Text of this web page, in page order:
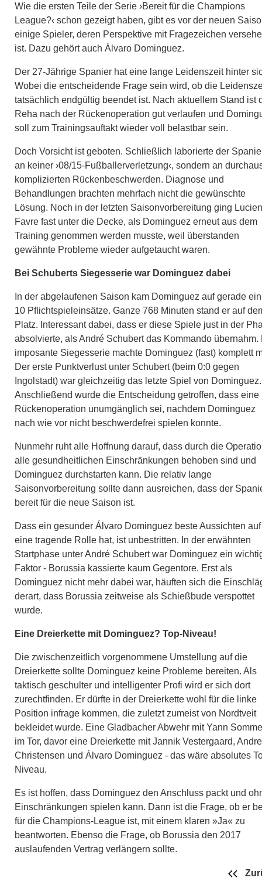
Wie die ersten Teile der Serie ›Bereit für die Champions
League?‹ schon gezeigt haben, gibt es vor der neuen
einige Spieler, deren Perspektive mit Fragezeichen
ist. Dazu gehört auch Álvaro Dominguez.
Der 27-Jährige Spanier hat eine lange Leidenszeit hinter
Wobei die entscheidende Frage sein wird, ob die
tatsächlich endgültig beendet ist. Nach aktuellem Stand ist
Reha nach der Rückenoperation gut verlaufen und
soll zum Trainingsauftakt wieder voll belastbar sein.
Doch Vorsicht ist geboten. Schließlich laborierte der
an keiner ›08/15-Fußballerverletzung‹, sondern an
komplizierten Rückenbeschwerden. Diagnose und
Behandlungen brachten mehrfach nicht die gewünschte
Lösung. Noch in der letzten Saisonvorbereitung ging Lucien
Favre fast unter die Decke, als Dominguez erneut aus dem
Training genommen werden musste, weil überstanden
gewähnte Probleme wieder aufgetaucht waren.
Bei Schuberts Siegesserie war Dominguez dabei
In der abgelaufenen Saison kam Dominguez auf gerade
10 Pflichtspieleinsätze. Ganze 768 Minuten stand er auf
Platz. Interessant dabei, dass er diese Spiele just in der
absolvierte, als André Schubert das Kommando übernahm.
imposante Siegesserie machte Dominguez (fast) komplett
Der erste Punktverlust unter Schubert (beim 0:0 gegen
Ingolstadt) war gleichzeitig das letzte Spiel von Dominguez.
Anschließend wurde die Entscheidung getroffen, dass eine
Rückenoperation unumgänglich sei, nachdem Dominguez
nach wie vor nicht beschwerdefrei spielen konnte.
Nunmehr ruht alle Hoffnung darauf, dass durch die
alle gesundheitlichen Einschränkungen behoben sind und
Dominguez durchstarten kann. Die relativ lange
Saisonvorbereitung sollte dann ausreichen, dass der
bereit für die neue Saison ist.
Dass ein gesunder Álvaro Dominguez beste Aussichten auf
eine tragende Rolle hat, ist unbestritten. In der erwähnten
Startphase unter André Schubert war Dominguez ein
Faktor - Borussia kassierte kaum Gegentore. Erst als
Dominguez nicht mehr dabei war, häuften sich die
derart, dass Borussia zeitweise als Schießbude verspottet
wurde.
Eine Dreierkette mit Dominguez? Top-Niveau!
Die zwischenzeitlich vorgenommene Umstellung auf die
Dreierkette sollte Dominguez keine Probleme bereiten. Als
taktisch geschulter und intelligenter Profi wird er sich dort
zurechtfinden. Er dürfte in der Dreierkette wohl für die linke
Position infrage kommen, die zuletzt zumeist von Nordtveit
bekleidet wurde. Eine Gladbacher Abwehr mit Yann
im Tor, davor eine Dreierkette mit Jannik Vestergaard,
Christensen und Álvaro Dominguez - das wäre absolutes
Niveau.
Es ist hoffen, dass Dominguez den Anschluss packt und
Einschränkungen spielen kann. Dann ist die Frage, ob er
für die Champions-League ist, mit einem klaren »Ja« zu
beantworten. Ebenso die Frage, ob Borussia den 2017
auslaufenden Vertrag verlängern sollte.